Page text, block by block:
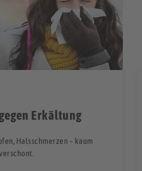
Erkältung
Halsschmerzen – kaum